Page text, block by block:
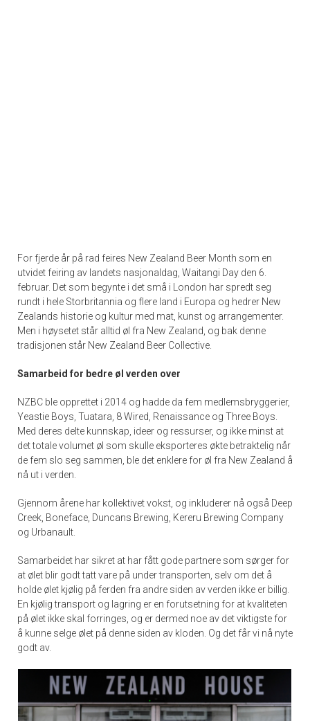
For fjerde år på rad feires New Zealand Beer Month som en
utvidet feiring av landets nasjonaldag, Waitangi Day den 6.
februar. Det som begynte i det små i London har spredt seg
rundt i hele Storbritannia og flere land i Europa og hedrer New
Zealands historie og kultur med mat, kunst og arrangementer.
Men i høysetet står alltid øl fra New Zealand, og bak denne
tradisjonen står New Zealand Beer Collective.
Samarbeid for bedre øl verden over
NZBC ble opprettet i 2014 og hadde da fem medlemsbryggerier,
Yeastie Boys, Tuatara, 8 Wired, Renaissance og Three Boys.
Med deres delte kunnskap, ideer og ressurser, og ikke minst at
det totale volumet øl som skulle eksporteres økte betraktelig når
de fem slo seg sammen, ble det enklere for øl fra New Zealand å
nå ut i verden.
Gjennom årene har kollektivet vokst, og inkluderer nå også Deep
Creek, Boneface, Duncans Brewing, Kereru Brewing Company
og Urbanault.
Samarbeidet har sikret at har fått gode partnere som sørger for
at ølet blir godt tatt vare på under transporten, selv om det å
holde ølet kjølig på ferden fra andre siden av verden ikke er billig.
En kjølig transport og lagring er en forutsetning for at kvaliteten
på ølet ikke skal forringes, og er dermed noe av det viktigste for
å kunne selge ølet på denne siden av kloden. Og det får vi nå nyte
godt av.